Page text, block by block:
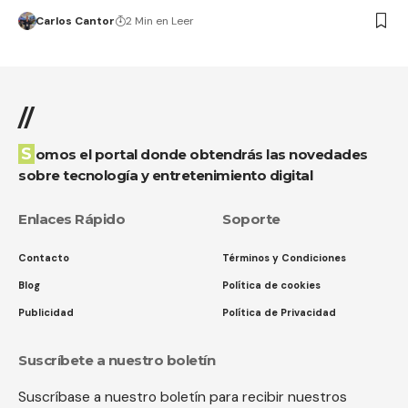
Carlos Cantor 2 Min en Leer
//
Somos el portal donde obtendrás las novedades
sobre tecnología y entretenimiento digital
Enlaces Rápido
Contacto
Blog
Publicidad
Soporte
Términos y Condiciones
Política de cookies
Política de Privacidad
Suscríbete a nuestro boletín
Suscríbase a nuestro boletín para recibir nuestros